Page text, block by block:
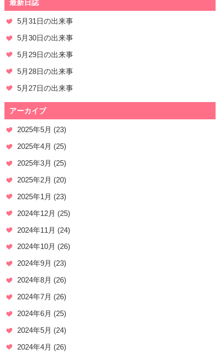
最新日誌
5月31日の出来事
5月30日の出来事
5月29日の出来事
5月28日の出来事
5月27日の出来事
アーカイブ
2025年5月 (23)
2025年4月 (25)
2025年3月 (25)
2025年2月 (20)
2025年1月 (23)
2024年12月 (25)
2024年11月 (24)
2024年10月 (26)
2024年9月 (23)
2024年8月 (26)
2024年7月 (26)
2024年6月 (25)
2024年5月 (24)
2024年4月 (26)